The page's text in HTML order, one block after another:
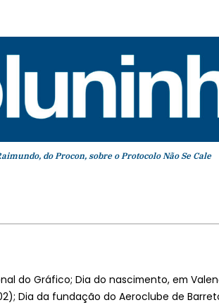
do Procon, sobre o Protocolo Não Se Cale
do Gráfico; Dia do nascimento, em
Dia da fundação do Aeroclube de